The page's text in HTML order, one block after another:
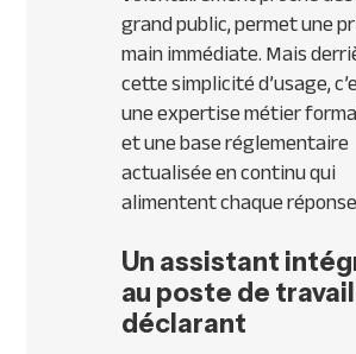
grand public, permet une
main immédiate. Mais
cette simplicité d’usage,
une expertise métier
et une base réglementaire
actualisée en continu qui
alimentent chaque
Un assistant
au poste de
déclarant